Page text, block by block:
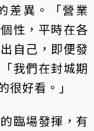
差異。「營業
性，平時在各
自己，即便發
我們在封城期
好看。」
臨場發揮，有